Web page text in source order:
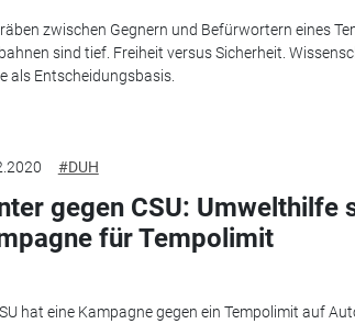
zwischen Gegnern und Befürwortern eines
sind tief. Freiheit versus Sicherheit.
als Entscheidungsbasis.
#DUH
gegen CSU: Umwelthilfe
für Tempolimit
hat eine Kampagne gegen ein Tempolimit auf